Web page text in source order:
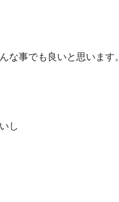
な事でも良いと思います。
し